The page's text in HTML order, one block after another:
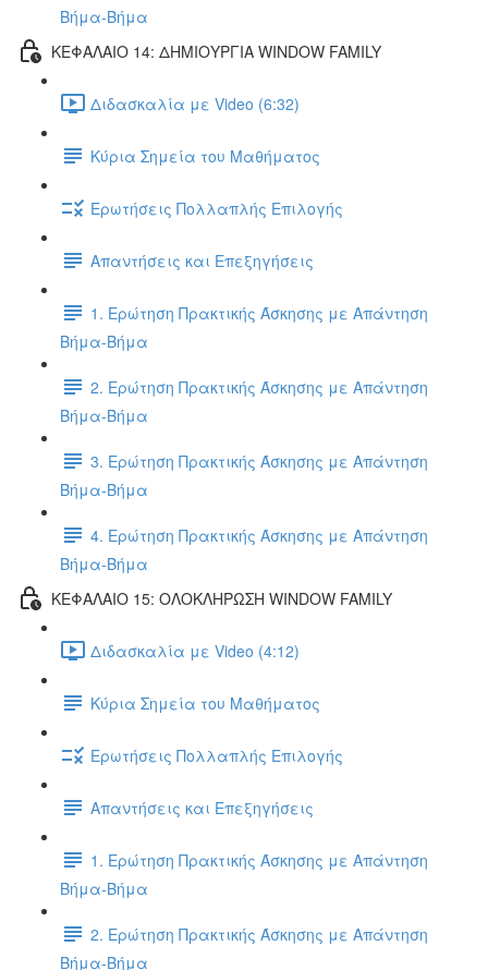
Βήμα-Βήμα
ΚΕΦΑΛΑΙΟ 14: ΔΗΜΙΟΥΡΓΙΑ WINDOW FAMILY
Διδασκαλία με Video (6:32)
Κύρια Σημεία του Μαθήματος
Ερωτήσεις Πολλαπλής Επιλογής
Απαντήσεις και Επεξηγήσεις
1. Ερώτηση Πρακτικής Άσκησης με Απάντηση
Βήμα-Βήμα
2. Ερώτηση Πρακτικής Άσκησης με Απάντηση
Βήμα-Βήμα
3. Ερώτηση Πρακτικής Άσκησης με Απάντηση
Βήμα-Βήμα
4. Ερώτηση Πρακτικής Άσκησης με Απάντηση
Βήμα-Βήμα
ΚΕΦΑΛΑΙΟ 15: ΟΛΟΚΛΗΡΩΣΗ WINDOW FAMILY
Διδασκαλία με Video (4:12)
Κύρια Σημεία του Μαθήματος
Ερωτήσεις Πολλαπλής Επιλογής
Απαντήσεις και Επεξηγήσεις
1. Ερώτηση Πρακτικής Άσκησης με Απάντηση
Βήμα-Βήμα
2. Ερώτηση Πρακτικής Άσκησης με Απάντηση
Βήμα-Βήμα